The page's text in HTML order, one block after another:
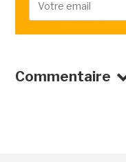
Commentaire